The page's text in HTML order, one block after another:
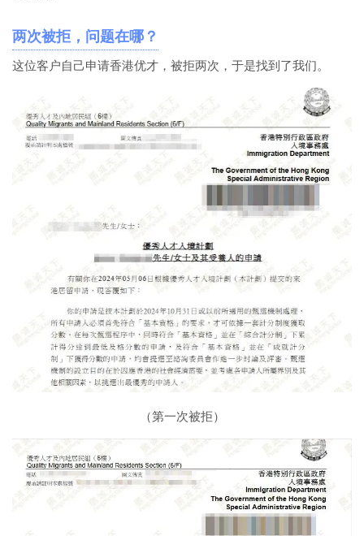
两次被拒，问题在哪？
这位客户自己申请香港优才，被拒两次，于是找到了我们。
（第一次被拒）